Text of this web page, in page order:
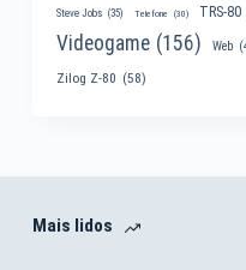
Steve Jobs (35) Telefone (30) TRS-80
Videogame (156) Web
Zilog Z-80 (58)
Mais lidos